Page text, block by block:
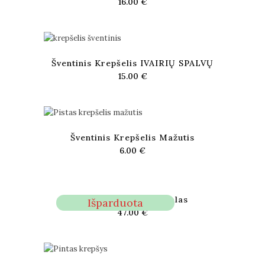
Šventinis Krepšelis IVAIRIŲ SPALVŲ
15.00 €
Šventinis Krepšelis Mažutis
6.00 €
Išparduota
Dujų baliono uždangalas
47.00€